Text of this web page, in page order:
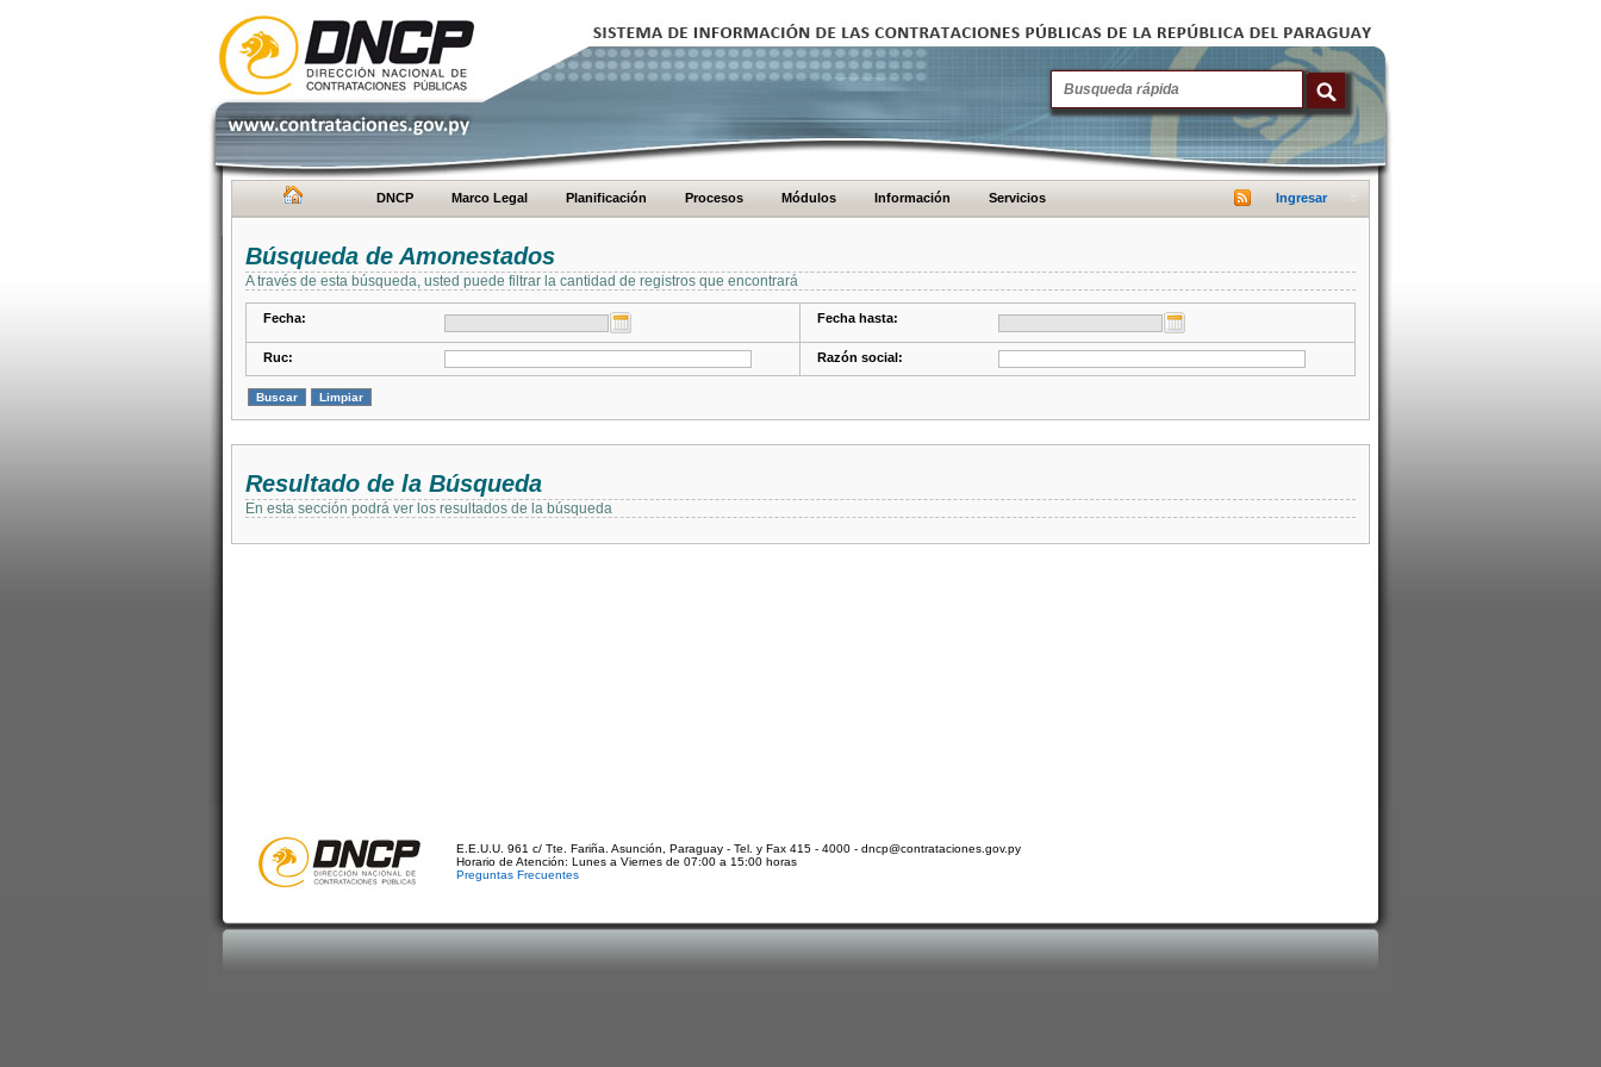
DNCP Marco Legal Planificación Procesos Módulos Información Servicios Ingresar
Búsqueda de Amonestados
A través de esta búsqueda, usted puede filtrar la cantidad de registros que encontrará
Fecha: Fecha hasta:
Ruc: Razón social:
Resultado de la Búsqueda
En esta sección podrá ver los resultados de la búsqueda
E.E.U.U. 961 c/ Tte. Fariña. Asunción, Paraguay - Tel. y Fax 415 - 4000 - dncp@contrataciones.gov.py
Horario de Atención: Lunes a Viernes de 07:00 a 15:00 horas
Preguntas Frecuentes